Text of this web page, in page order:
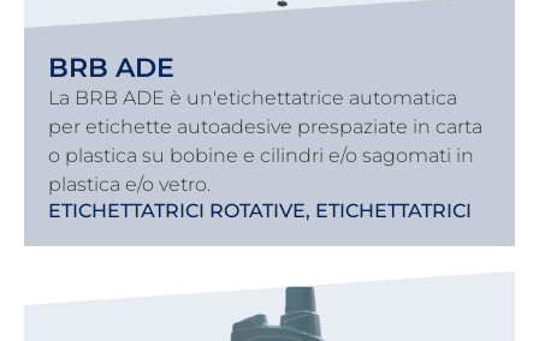
BRB ADE
La BRB ADE è un'etichettatrice automatica
per etichette autoadesive prespaziate in carta
o plastica su bobine e cilindri e/o sagomati in
plastica e/o vetro.
ETICHETTATRICI ROTATIVE, ETICHETTATRICI